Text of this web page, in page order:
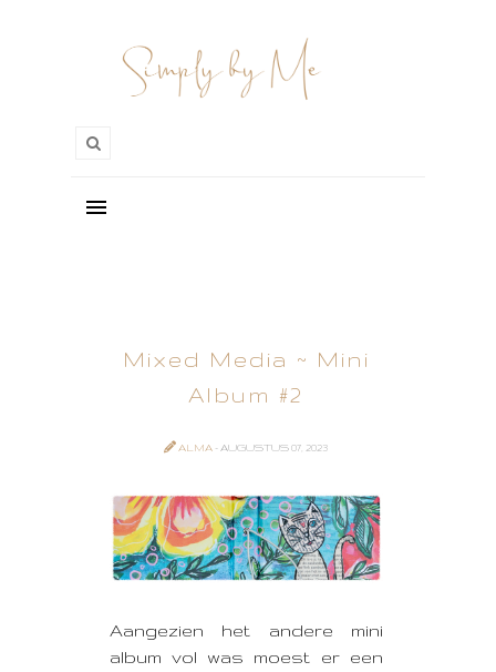
Mixed Media ~ Mini
Album #2
ALMA - AUGUSTUS 07, 2023
Aangezien het andere mini
album vol was moest er een